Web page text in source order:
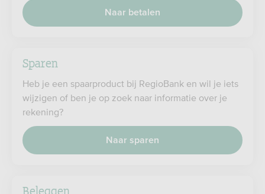
Naar betalen
Sparen
Heb je een spaarproduct bij RegioBank en wil je iets
wijzigen of ben je op zoek naar informatie over je
rekening?
Naar sparen
Beleggen